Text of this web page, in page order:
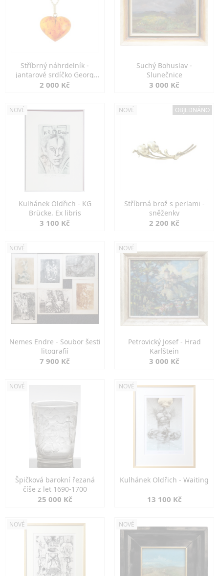
Stříbrný náhrdelník -
jantarové srdíčko Georg
Kramer
2 000 Kč
Suchý Bohuslav -
Slunečnice
3 000 Kč
NOVÉ
Kulhánek Oldřich - KG
Brücke, Ex libris
3 100 Kč
NOVÉ OBJEDNÁNO
Stříbrná brož s perlami -
sněženky
2 200 Kč
NOVÉ
Nemes Endre - Soubor šesti
litografií
7 900 Kč
NOVÉ
Petrovický Josef - Hrad
Karlštejn
3 000 Kč
NOVÉ
Špičková barokní řezaná
číše z let 1690-1700
25 000 Kč
NOVÉ
Kulhánek Oldřich - Waiting
13 100 Kč
NOVÉ NOVÉ